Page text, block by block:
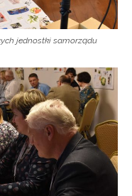
jednostki samorządu